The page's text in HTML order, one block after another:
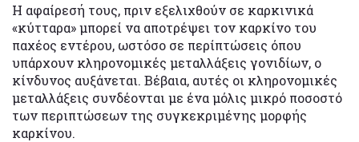
Η αφαίρεσή τους, πριν εξελιχθούν σε καρκινικά
«κύτταρα» μπορεί να αποτρέψει τον καρκίνο του
παχέος εντέρου, ωστόσο σε περίπτώσεις όπου
υπάρχουν κληρονομικές μεταλλάξεις γονιδίων, ο
κίνδυνος αυξάνεται. Βέβαια, αυτές οι κληρονομικές
μεταλλάξεις συνδέονται με ένα μόλις μικρό ποσοστό
των περιπτώσεων της συγκεκριμένης μορφής
καρκίνου.